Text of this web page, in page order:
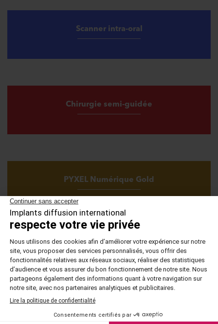
Scanner intra-oral
Chirurgie semi-guidée
PYXEL Numérique Gold
MENTIONS LÉGALES RECRUTEMENT
Copyright © 2017 IDI - Implants Diffusion International.